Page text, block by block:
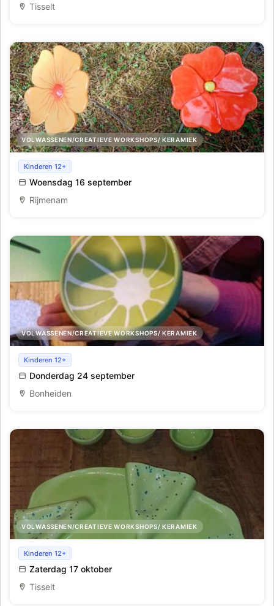
Tisselt
VOLWASSENEN/CREATIEVE WORKSHOPS/ KERAMIEK
Workshop - Keramiek Bloemen maken
Kinderen 12+
Woensdag 16 september
Rijmenam
VOLWASSENEN/CREATIEVE WORKSHOPS/ KERAMIEK
Workshop Keramiek Beschilderen
Kinderen 12+
Donderdag 24 september
Bonheiden
VOLWASSENEN/CREATIEVE WORKSHOPS/ KERAMIEK
Workshop keramiek: originele aperitief schaal
Kinderen 12+
Zaterdag 17 oktober
Tisselt